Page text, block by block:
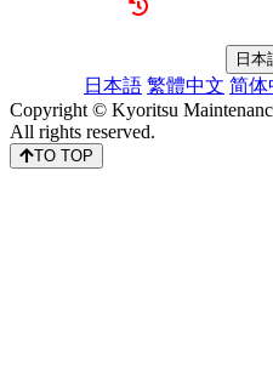
日
日本語 繁體中文 简体
Copyright © Kyoritsu
All rights reserved.
TO TOP